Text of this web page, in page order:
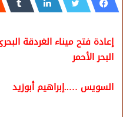
إعادة فتح ميناء الغردقة
البحر الأحمر
السويس …..إبراهيم أبوزيد